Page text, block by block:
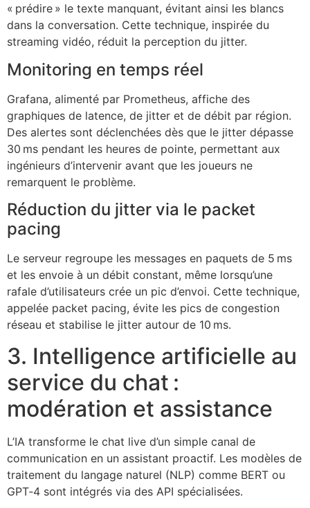
« prédire » le texte manquant, évitant ainsi les blancs
dans la conversation. Cette technique, inspirée du
streaming vidéo, réduit la perception du jitter.
Monitoring en temps réel
Grafana, alimenté par Prometheus, affiche des
graphiques de latence, de jitter et de débit par région.
Des alertes sont déclenchées dès que le jitter dépasse
30 ms pendant les heures de pointe, permettant aux
ingénieurs d’intervenir avant que les joueurs ne
remarquent le problème.
Réduction du jitter via le packet
pacing
Le serveur regroupe les messages en paquets de 5 ms
et les envoie à un débit constant, même lorsqu’une
rafale d’utilisateurs crée un pic d’envoi. Cette technique,
appelée packet pacing, évite les pics de congestion
réseau et stabilise le jitter autour de 10 ms.
3. Intelligence artificielle au
service du chat :
modération et assistance
L’IA transforme le chat live d’un simple canal de
communication en un assistant proactif. Les modèles de
traitement du langage naturel (NLP) comme BERT ou
GPT‑4 sont intégrés via des API spécialisées.